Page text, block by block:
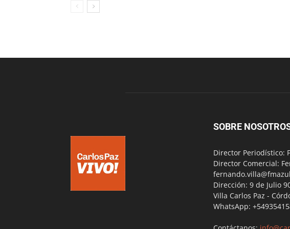
SOBRE
Director Periodístico:
Director Comercial:
Dirección: 9 de Julio
Villa Carlos Paz -
WhatsApp: